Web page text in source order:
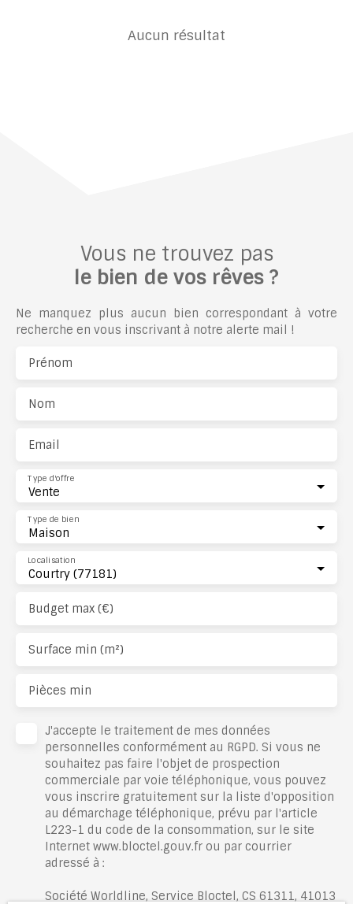
Aucun résultat
Vous ne trouvez pas
le bien de vos rêves ?
Ne manquez plus aucun bien correspondant à votre
recherche en vous inscrivant à notre alerte mail !
Prénom
Nom
Email
Vente
Type d'offre
Maison
Type de bien
Courtry (77181)
Localisation
Budget max (€)
Surface min (m²)
Pièces min
J'accepte le traitement de mes données
personnelles conformément au RGPD. Si vous ne
souhaitez pas faire l'objet de prospection
commerciale par voie téléphonique, vous pouvez
vous inscrire gratuitement sur la liste d'opposition
au démarchage téléphonique, prévu par l'article
L223-1 du code de la consommation, sur le site
Internet www.bloctel.gouv.fr ou par courrier
adressé à :
Société Worldline, Service Bloctel, CS 61311, 41013